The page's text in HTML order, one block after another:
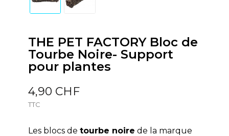
THE PET FACTORY Bloc de
Tourbe Noire- Support
pour plantes
4,90 CHF
TTC
Les blocs de tourbe noire de la marque